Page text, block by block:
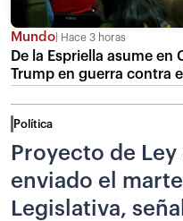
Mundo Hace 3 horas
De la Espriella asume
Trump en guerra contra
Política
Proyecto de
enviado el
Legislativa,